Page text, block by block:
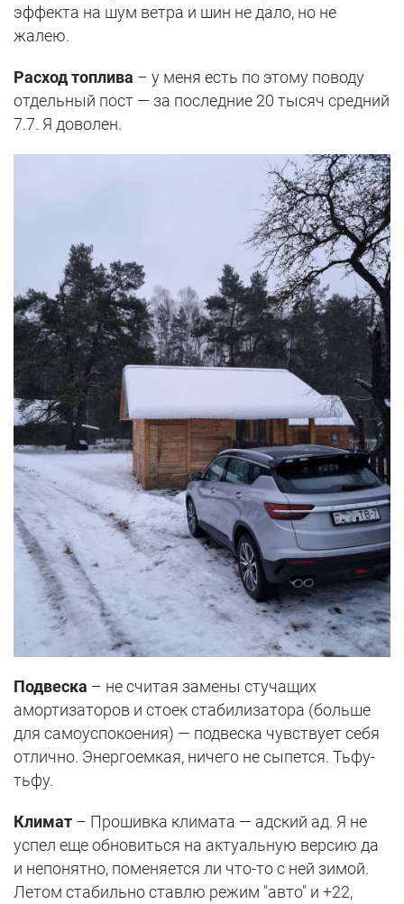
эффекта на шум ветра и шин не дало, но не
жалею.
Расход топлива – у меня есть по этому поводу
отдельный пост — за последние 20 тысяч средний
7.7. Я доволен.
Подвеска – не считая замены стучащих
амортизаторов и стоек стабилизатора (больше
для самоуспокоения) — подвеска чувствует себя
отлично. Энергоемкая, ничего не сыпется. Тьфу-
тьфу.
Климат – Прошивка климата — адский ад. Я не
успел еще обновиться на актуальную версию да
и непонятно, поменяется ли что-то с ней зимой.
Летом стабильно ставлю режим "авто" и +22,